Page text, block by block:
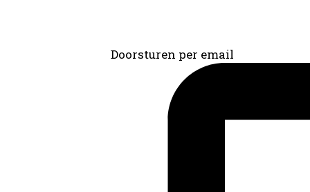
Doorsturen per email